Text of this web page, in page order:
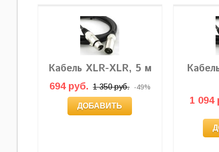
Кабель XLR-XLR, 5 м
694 руб. 1 350 руб. -49%
ДОБАВИТЬ
1 094